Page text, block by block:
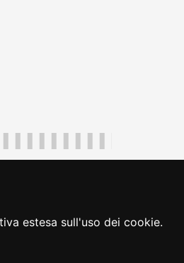
estesa sull'uso dei cookie.